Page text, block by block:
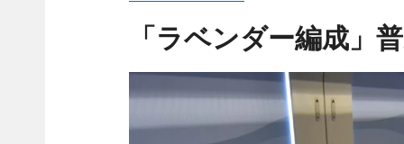
「ラベンダー編成」